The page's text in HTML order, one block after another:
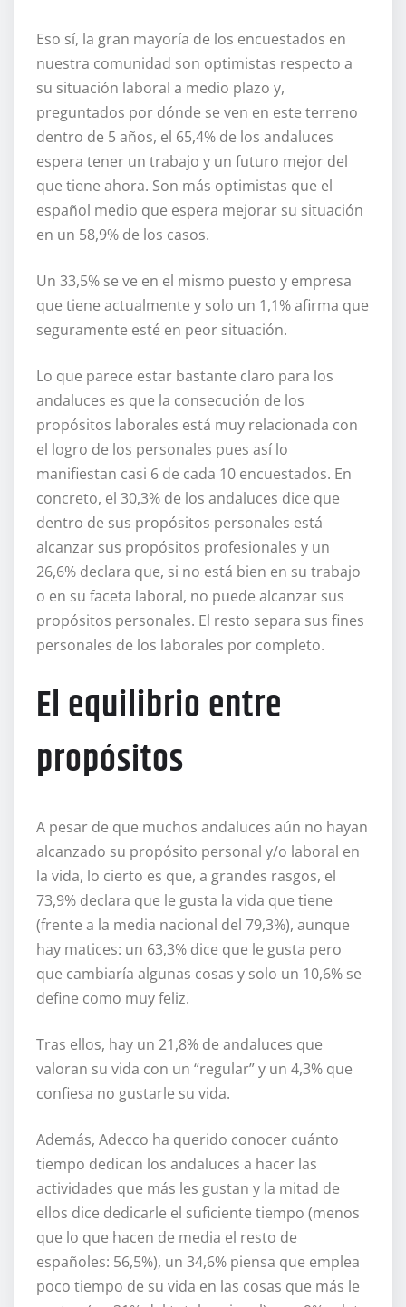
Eso sí, la gran mayoría de los encuestados en
nuestra comunidad son optimistas respecto a
su situación laboral a medio plazo y,
preguntados por dónde se ven en este terreno
dentro de 5 años, el 65,4% de los andaluces
espera tener un trabajo y un futuro mejor del
que tiene ahora. Son más optimistas que el
español medio que espera mejorar su situación
en un 58,9% de los casos.
Un 33,5% se ve en el mismo puesto y empresa
que tiene actualmente y solo un 1,1% afirma que
seguramente esté en peor situación.
Lo que parece estar bastante claro para los
andaluces es que la consecución de los
propósitos laborales está muy relacionada con
el logro de los personales pues así lo
manifiestan casi 6 de cada 10 encuestados. En
concreto, el 30,3% de los andaluces dice que
dentro de sus propósitos personales está
alcanzar sus propósitos profesionales y un
26,6% declara que, si no está bien en su trabajo
o en su faceta laboral, no puede alcanzar sus
propósitos personales. El resto separa sus fines
personales de los laborales por completo.
El equilibrio entre
propósitos
A pesar de que muchos andaluces aún no hayan
alcanzado su propósito personal y/o laboral en
la vida, lo cierto es que, a grandes rasgos, el
73,9% declara que le gusta la vida que tiene
(frente a la media nacional del 79,3%), aunque
hay matices: un 63,3% dice que le gusta pero
que cambiaría algunas cosas y solo un 10,6% se
define como muy feliz.
Tras ellos, hay un 21,8% de andaluces que
valoran su vida con un “regular” y un 4,3% que
confiesa no gustarle su vida.
Además, Adecco ha querido conocer cuánto
tiempo dedican los andaluces a hacer las
actividades que más les gustan y la mitad de
ellos dice dedicarle el suficiente tiempo (menos
que lo que hacen de media el resto de
españoles: 56,5%), un 34,6% piensa que emplea
poco tiempo de su vida en las cosas que más le